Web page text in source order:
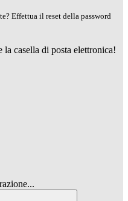
Effettua il reset della password
casella di posta elettronica!